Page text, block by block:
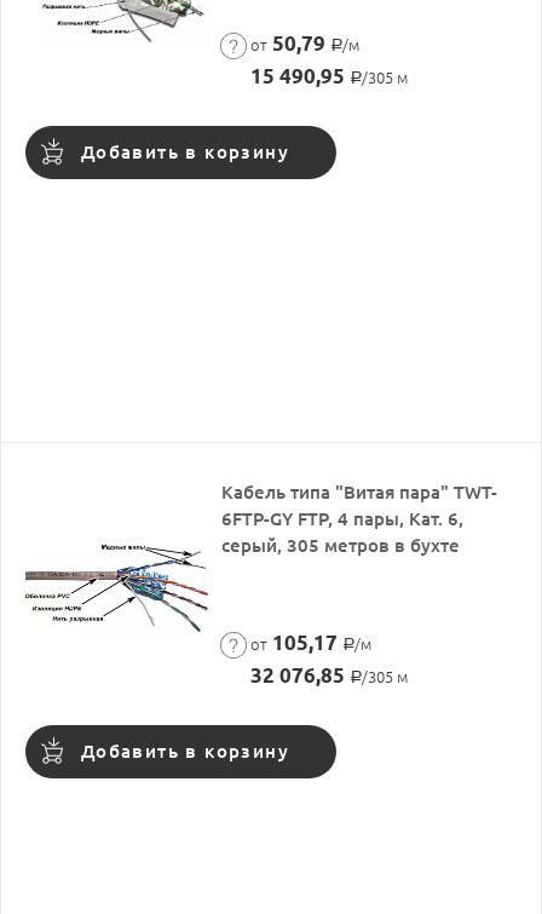
от 50,79 Р/м
15 490,95 Р/305 м
Добавить в корзину
Кабель типа "Витая пара" TWT-
6FTP-GY FTP, 4 пары, Кат. 6,
серый, 305 метров в бухте
от 105,17 Р/м
32 076,85 Р/305 м
Добавить в корзину